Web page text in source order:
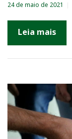
24 de maio de 2021
Leia mais